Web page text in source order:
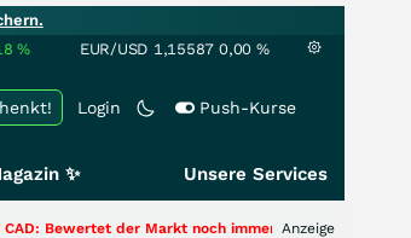
% EUR/USD 1,15587 0,00 %
Login Push-Kurse
✨ Unsere Services
der Markt noch immer nur die Hälfte der Story?
Anzeige